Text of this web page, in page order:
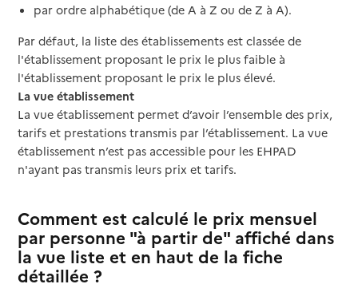
par ordre alphabétique (de A à Z ou de Z à A).
Par défaut, la liste des établissements est classée de
l'établissement proposant le prix le plus faible à
l'établissement proposant le prix le plus élevé.
La vue établissement
La vue établissement permet d’avoir l’ensemble des prix,
tarifs et prestations transmis par l’établissement. La vue
établissement n’est pas accessible pour les EHPAD
n'ayant pas transmis leurs prix et tarifs.
Comment est calculé le prix mensuel
par personne "à partir de" affiché dans
la vue liste et en haut de la fiche
détaillée ?